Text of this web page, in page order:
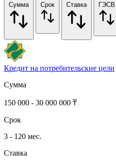
Сумма Срок Ставка ГЭСВ
Кредит на потребительские цели
Сумма
150 000 - 30 000 000 ₸
Срок
3 - 120 мес.
Ставка